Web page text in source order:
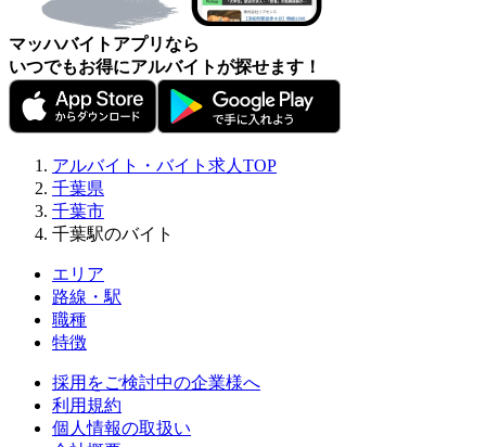
マッハバイトアプリなら
いつでもお得にアルバイトが探せます！
アルバイト・バイト求人TOP
千葉県
千葉市
千葉駅のバイト
エリア
路線・駅
職種
特徴
採用をご検討中の企業様へ
利用規約
個人情報の取扱い